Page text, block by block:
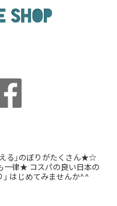
える」のぼりがたくさん★☆
一律★ コスパの良い日本の
はじめてみませんか^^